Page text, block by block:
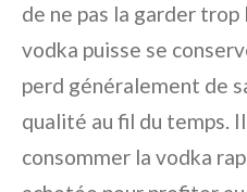
de ne pas la garder
vodka puisse se
perd généralement de
qualité au fil du temps.
consommer la vodka